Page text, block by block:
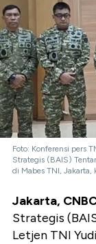
Foto: Konferensi pers
Strategis (BAIS)
di Mabes TNI,
Jakarta,
Strategis
Letjen TNI